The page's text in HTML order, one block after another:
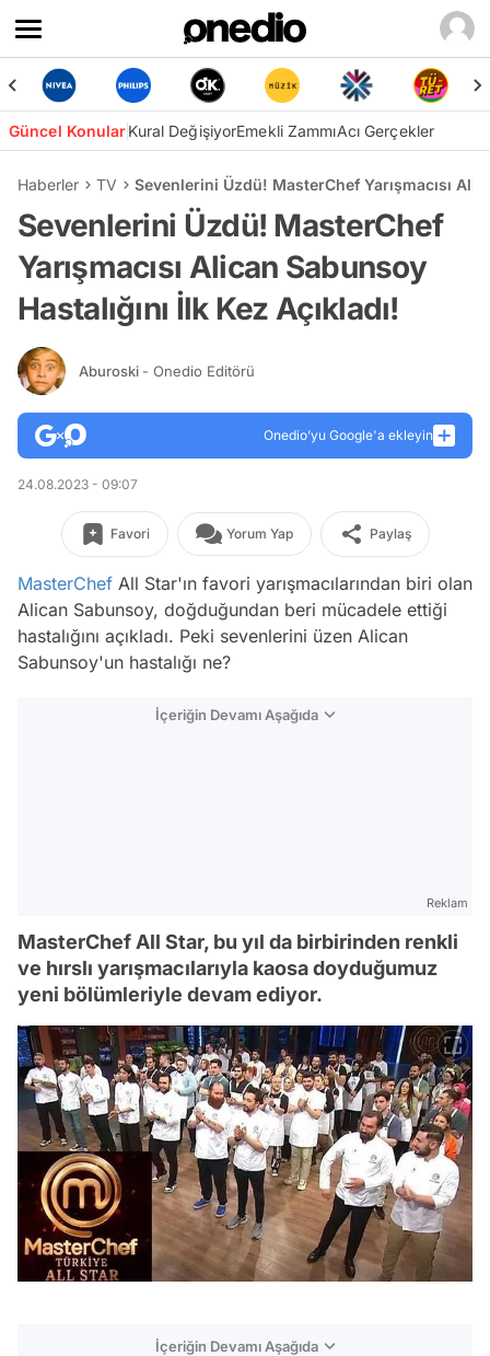
Güncel KonularKural DeğişiyorEmekli ZammıAcı Gerçekler
Haberler TV Sevenlerini Üzdü! MasterChef Yarışmacısı
Sevenlerini Üzdü! MasterChef
Yarışmacısı Alican Sabunsoy
Hastalığını İlk Kez Açıkladı!
Aburoski - Onedio Editörü
Onedio’yu Google'a ekleyin
24.08.2023 - 09:07
Favori Yorum Yap Paylaş
MasterChef All Star'ın favori yarışmacılarından biri olan
Alican Sabunsoy, doğduğundan beri mücadele ettiği
hastalığını açıkladı. Peki sevenlerini üzen Alican
Sabunsoy'un hastalığı ne?
İçeriğin Devamı Aşağıda
Reklam
MasterChef All Star, bu yıl da birbirinden renkli
ve hırslı yarışmacılarıyla kaosa doyduğumuz
yeni bölümleriyle devam ediyor.
İçeriğin Devamı Aşağıda